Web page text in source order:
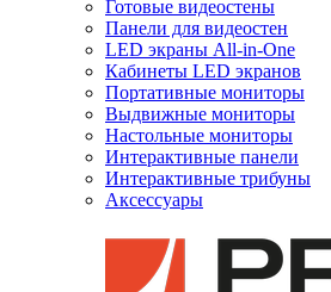
Готовые видеостены
Панели для видеостен
LED экраны All-in-One
Кабинеты LED экранов
Портативные мониторы
Выдвижные мониторы
Настольные мониторы
Интерактивные панели
Интерактивные трибуны
Аксессуары